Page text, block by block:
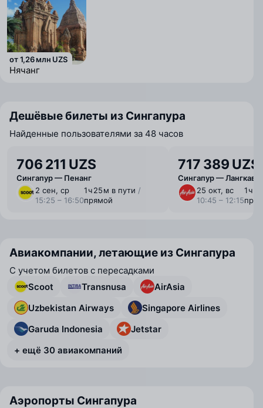
от 1,26 млн UZS
Нячанг
Дешёвые билеты из Сингапура
Найденные пользователями за 48 часов
706 211 UZS
Сингапур — Пенанг
2 сен, ср
15:25 – 16:50
1 ⁠ч 25 ⁠м в пути /
прямой
717 389 UZS
Сингапур — Лангкави
25 окт, вс
10:45 – 12:15
1 ⁠ч
Авиакомпании, летающие из Сингапура
С учетом билетов с пересадками
Scoot
Transnusa
AirAsia
Uzbekistan Airways
Singapore Airlines
Garuda Indonesia
Jetstar
+ ещё 30 авиакомпаний
Аэропорты Сингапура